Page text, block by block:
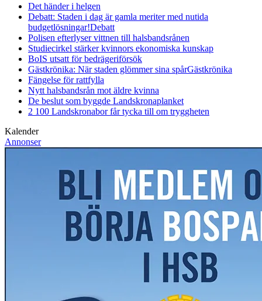
Det händer i helgen
Debatt: Staden i dag är gamla meriter med nutida
budgetlösningar!Debatt
Polisen efterlyser vittnen till halsbandsrånen
Studiecirkel stärker kvinnors ekonomiska kunskap
BoIS utsatt för bedrägeriförsök
Gästkrönika: När staden glömmer sina spårGästkrönika
Fängelse för rattfylla
Nytt halsbandsrån mot äldre kvinna
De beslut som byggde Landskronaplanket
2 100 Landskronabor får tycka till om tryggheten
Kalender
Annonser